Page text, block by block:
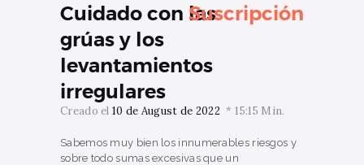
Cuidado con las
grúas y los
levantamientos
irregulares
Suscripción
Creado el 10 de August de 2022 15:15 Min.
Sabemos muy bien los innumerables riesgos y
sobre todo sumas excesivas que un